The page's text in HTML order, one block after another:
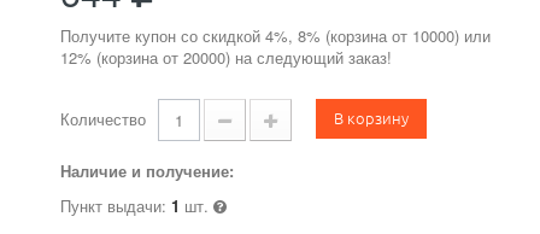
Получите купон со скидкой 4%, 8% (корзина от 10000) или
12% (корзина от 20000) на следующий заказ!
Количество В корзину
Наличие и получение:
Пункт выдачи: 1 шт.